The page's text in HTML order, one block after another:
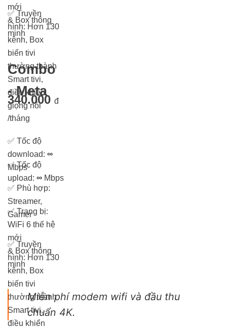
mới
& Box thông
minh
✅ Truyền
hình: Hơn 130
kênh, Box
biến tivi
thường thành
Smart tivi,
điều khiển
giọng nói
Combo
- Meta
340.000 đ
/tháng
✅ Tốc độ
download: ∞
Mbps
✅Tốc độ
upload: ∞ Mbps
✅ Phù hợp:
Streamer,
Gamer
✅Trang bị:
WiFi 6 thế hệ
mới
& Box thông
minh
✅ Truyền
hình: Hơn 130
kênh, Box
biến tivi
thường thành
Smart tivi,
điều khiển
Miễn phí modem wifi và đầu thu
chuẩn 4K.